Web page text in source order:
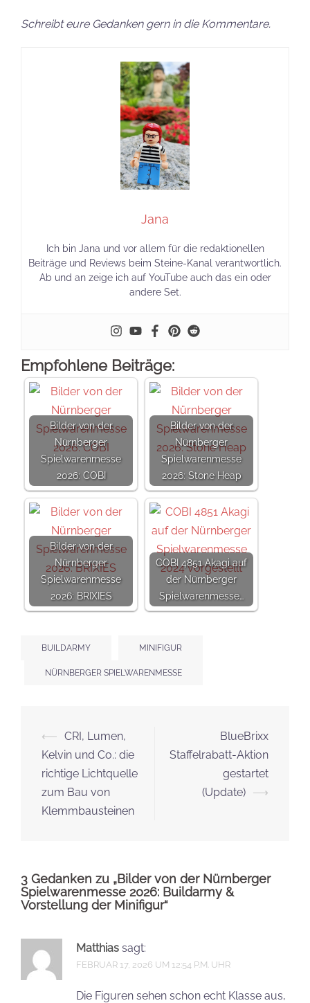
Schreibt eure Gedanken gern in die Kommentare.
Jana
Ich bin Jana und vor allem für die redaktionellen
Beiträge und Reviews beim Steine-Kanal verantwortlich.
Ab und an zeige ich auf YouTube auch das ein oder
andere Set.
Empfohlene Beiträge:
Bilder von der
Nürnberger
Spielwarenmesse
2026: COBI
Bilder von der
Nürnberger
Spielwarenmesse
2026: Stone Heap
Bilder von der
Nürnberger
Spielwarenmesse
2026: BRIXIES
COBI 4851 Akagi auf
der Nürnberger
Spielwarenmesse…
BUILDARMY MINIFIGUR
NÜRNBERGER SPIELWARENMESSE
Beitrags-
Navigation
⟵ CRI, Lumen,
Kelvin und Co.: die
richtige Lichtquelle
zum Bau von
Klemmbausteinen
BlueBrixx
Staffelrabatt-Aktion
gestartet
(Update) ⟶
3 Gedanken zu „Bilder von der Nürnberger
Spielwarenmesse 2026: Buildarmy &
Vorstellung der Minifigur“
Matthias sagt:
FEBRUAR 17, 2026 UM 12:54 P.M. UHR
Die Figuren sehen schon echt Klasse aus,